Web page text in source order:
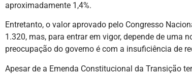
aproximadamente 1,4%.
Entretanto, o valor aprovado pelo Congresso
1.320, mas, para entrar em vigor, depende de uma
preocupação do governo é com a insuficiência de
Apesar de a Emenda Constitucional da Transição